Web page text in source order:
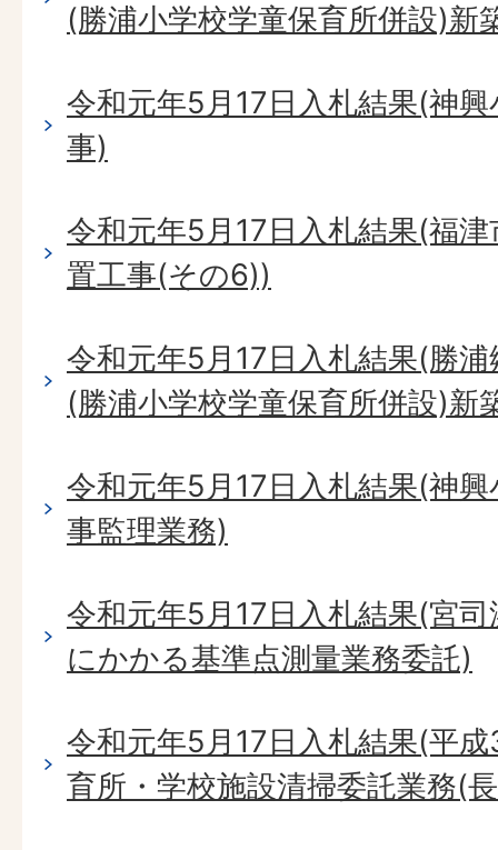
(勝浦小学校学童保育所併設)新
令和元年5月17日入札結果(神
事)
令和元年5月17日入札結果(福
置工事(その6))
令和元年5月17日入札結果(勝
(勝浦小学校学童保育所併設)新
令和元年5月17日入札結果(神
事監理業務)
令和元年5月17日入札結果(宮
にかかる基準点測量業務委託)
令和元年5月17日入札結果(平
育所・学校施設清掃委託業務(